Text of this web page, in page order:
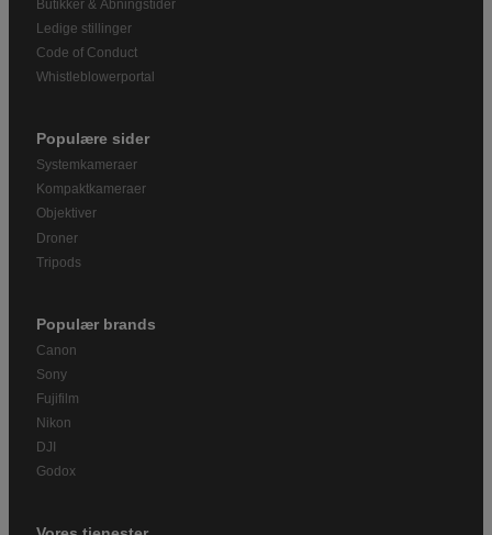
Butikker & Åbningstider
Ledige stillinger
Code of Conduct
Whistleblowerportal
Populære sider
Systemkameraer
Kompaktkameraer
Objektiver
Droner
Tripods
Populær brands
Canon
Sony
Fujifilm
Nikon
DJI
Godox